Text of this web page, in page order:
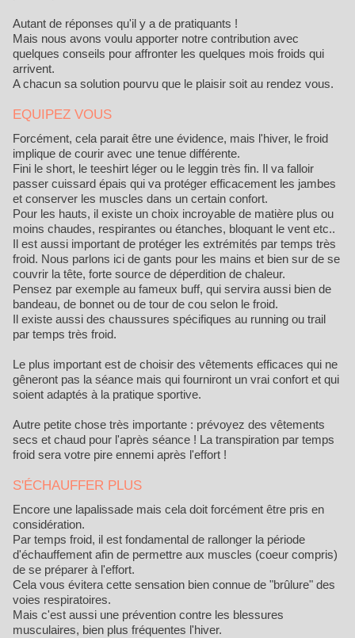
Autant de réponses qu'il y a de pratiquants !
Mais nous avons voulu apporter notre contribution avec
quelques conseils pour affronter les quelques mois froids qui
arrivent.
A chacun sa solution pourvu que le plaisir soit au rendez vous.
EQUIPEZ VOUS
Forcément, cela parait être une évidence, mais l'hiver, le froid
implique de courir avec une tenue différente.
Fini le short, le teeshirt léger ou le leggin très fin. Il va falloir
passer cuissard épais qui va protéger efficacement les jambes
et conserver les muscles dans un certain confort.
Pour les hauts, il existe un choix incroyable de matière plus ou
moins chaudes, respirantes ou étanches, bloquant le vent etc..
Il est aussi important de protéger les extrémités par temps très
froid. Nous parlons ici de gants pour les mains et bien sur de se
couvrir la tête, forte source de déperdition de chaleur.
Pensez par exemple au fameux buff, qui servira aussi bien de
bandeau, de bonnet ou de tour de cou selon le froid.
Il existe aussi des chaussures spécifiques au running ou trail
par temps très froid.
Le plus important est de choisir des vêtements efficaces qui ne
gêneront pas la séance mais qui fourniront un vrai confort et qui
soient adaptés à la pratique sportive.
Autre petite chose très importante : prévoyez des vêtements
secs et chaud pour l'après séance ! La transpiration par temps
froid sera votre pire ennemi après l'effort !
S'ÉCHAUFFER PLUS
Encore une lapalissade mais cela doit forcément être pris en
considération.
Par temps froid, il est fondamental de rallonger la période
d'échauffement afin de permettre aux muscles (coeur compris)
de se préparer à l'effort.
Cela vous évitera cette sensation bien connue de "brûlure" des
voies respiratoires.
Mais c'est aussi une prévention contre les blessures
musculaires, bien plus fréquentes l'hiver.